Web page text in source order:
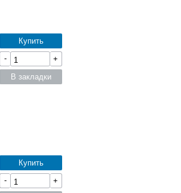
Купить
-
+
В закладки
Купить
-
+